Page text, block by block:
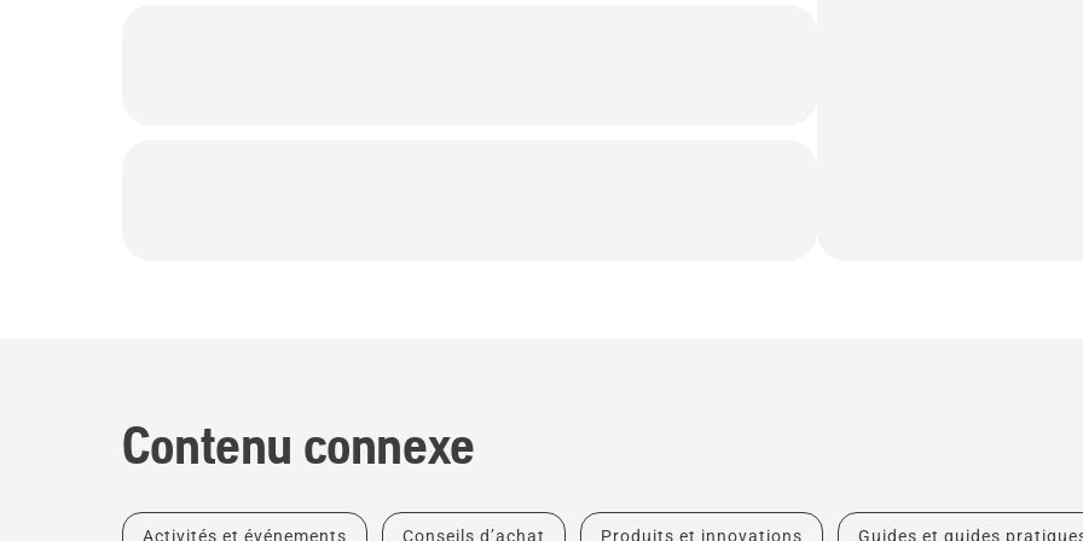
Contenu connexe
Activités et événements Conseils d’achat Produits et innovations Guides et guides